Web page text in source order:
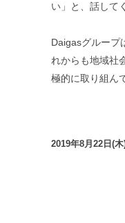
い」と、話して
Daigasグループ
れからも地域社
極的に取り組ん
2019年8月22日(木